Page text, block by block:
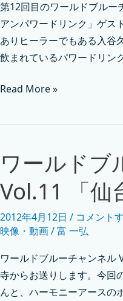
第12回目のワールドブルー
アンパワードリンク」ゲス
ありヒーラーでもある入谷
飲まれているパワードリン
Read More »
ワールドブ
Vol.11 「仙
2012年4月12日 / コメント
映像・動画/富 一弘
ワールドブルーチャンネル
寺からお送りします。今回
んと、ハーモニーアースの